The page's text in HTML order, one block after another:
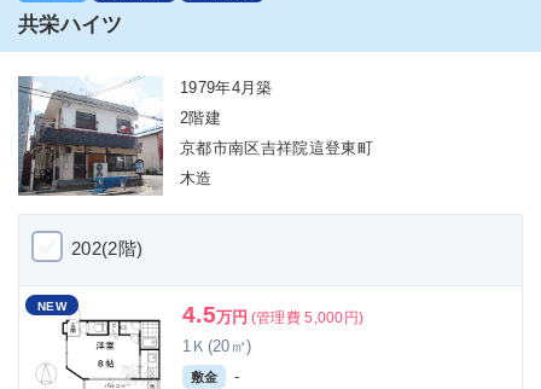
共栄ハイツ
1979年4月築
2階建
京都市南区吉祥院這登東町
木造
202(2階)
NEW 4.5万円 (管理費 5,000円)
1Ｋ(20㎡)
敷金 -